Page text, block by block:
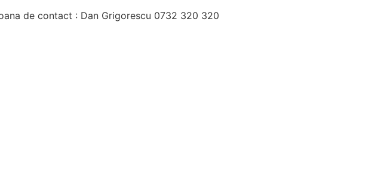
de contact : Dan Grigorescu 0732 320 320